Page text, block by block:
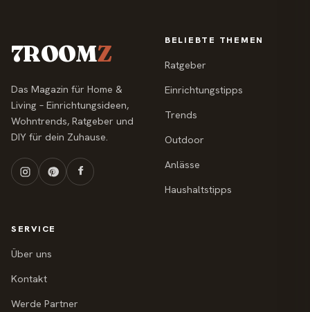
7ROOMZ
Das Magazin für Home &
Living – Einrichtungsideen,
Wohntrends, Ratgeber und
DIY für dein Zuhause.
BELIEBTE THEMEN
Ratgeber
Einrichtungstipps
Trends
Outdoor
Anlässe
Haushaltstipps
SERVICE
Über uns
Kontakt
Werde Partner